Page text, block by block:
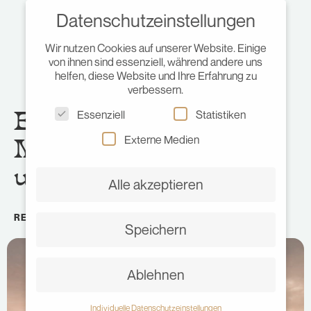
Ein Jahr auf Reisen.
Momente, Erfahrungen
und viel Zeit.
REISEGEDANKEN
Datenschutzeinstellungen
Wir nutzen Cookies auf unserer Website. Einige
von ihnen sind essenziell, während andere uns
helfen, diese Website und Ihre Erfahrung zu
verbessern.
Essenziell
Statistiken
Externe Medien
Alle akzeptieren
Speichern
Ablehnen
Individuelle Datenschutzeinstellungen